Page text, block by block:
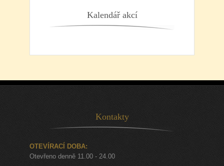
Kalendář akcí
Kontakty
OTEVÍRACÍ DOBA:
Otevřeno denně 11.00 - 24.00